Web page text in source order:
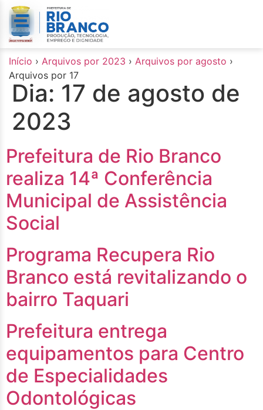
conteúdo
Início › Arquivos por 2023 › Arquivos por agosto ›
Arquivos por 17
Dia: 17 de agosto de
2023
Prefeitura de Rio Branco
realiza 14ª Conferência
Municipal de Assistência
Social
Programa Recupera Rio
Branco está revitalizando o
bairro Taquari
Prefeitura entrega
equipamentos para Centro
de Especialidades
Odontológicas